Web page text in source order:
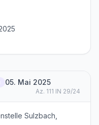
05. Mai 2025
Az. 111 IN 29/24
Sulzbach,